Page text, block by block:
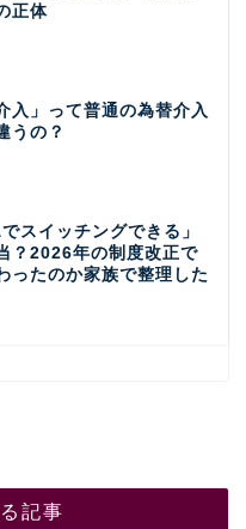
正体
入」って普通の為替介入
うの？
でスイッチングできる」
？2026年の制度改正で
ったのか家族で整理した
記事